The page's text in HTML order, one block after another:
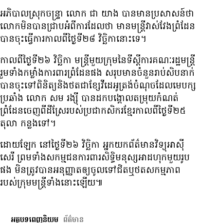
អភិបាល​ស្រុក​ចន្ទ្រា លោក ជា យាង បាន​មាន​ប្រសាសន៍​ថា
លោក​មិន​បាន​ជ្រាប​អំពី​ការ​ដែល​ថា មាន​មន្ត្រី​វាស់វែង​ព្រំដែន​
បាន​ចុះ​ធ្វើ​ការ​កាល​ពី​ថ្ងៃ​ទី​២៨ វិច្ឆិកា​នោះ​ទេ។
កាល​ពី​ថ្ងៃ​ទី​២៦ វិច្ឆិកា មន្ត្រី​មួយ​ក្រុម​នៃ​ទីស្ដីការ​គណៈរដ្ឋមន្ត្រី
រួម​ទាំង​កម្លាំង​ការពារ​ព្រំដែន​ផង សរុប​មាន​ចំនួន​រាប់​សិប​នាក់
បាន​ចុះ​ទៅ​ពិនិត្យ​និង​ថត​ជា​ខ្សែ​វីដេអូ​ត្រង់​ចំណុច​ដែល​មេ​បក្ស​
ប្រឆាំង លោក សម រង្ស៊ី បាន​ដក​បង្គោល​តម្រុយ​កំណត់​
ព្រំដែន​ចេញ​ពី​ដីស្រែ​របស់​ប្រជា​កសិករ​ខ្មែរ​កាល​ពី​ថ្ងៃ​ទី​២៥
តុលា កន្លង​ទៅ។
ដោយ​ឡែក នៅ​ថ្ងៃ​ទី​២៦ វិច្ឆិកា អ្នក​យក​ព័ត៌មាន​វិទ្យុ​អាស៊ី​
សេរី ព្រម​ទាំង​សកម្មជន​ការពារ​សិទ្ធិ​មនុស្ស​អាដហុក​មួយ​រូប​
ផង មិន​ត្រូវ​បាន​អនុញ្ញាត​ឲ្យ​ចូល​ទៅ​ជិត​ឬ​ថត​សកម្មភាព​
របស់​ក្រុម​មន្ត្រី​ទាំង​នោះ​ឡើយ៕
អត្ថបទពេញនិយម ព័ត៌មាន